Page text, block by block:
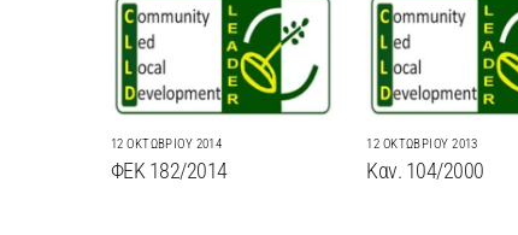
12 ΟΚΤΩΒΡΊΟΥ 2014
ΦΕΚ 182/2014
12 ΟΚΤΩΒΡΊΟΥ 2013
Καν. 104/2000